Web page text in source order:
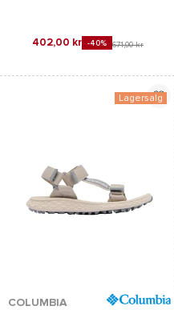
402,00 kr -40% 671,00 kr
Lagersalg
COLUMBIA